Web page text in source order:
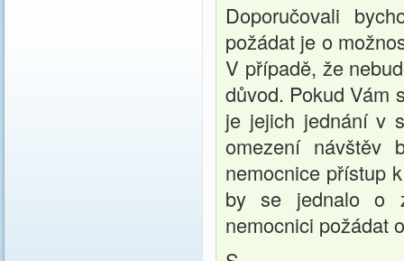
Doporučovali
požádat je o
V případě, že
důvod. Pokud Vám
je jejich jednání v
omezení návštěv
nemocnice přístup
by se jednalo o
nemocnici požádat